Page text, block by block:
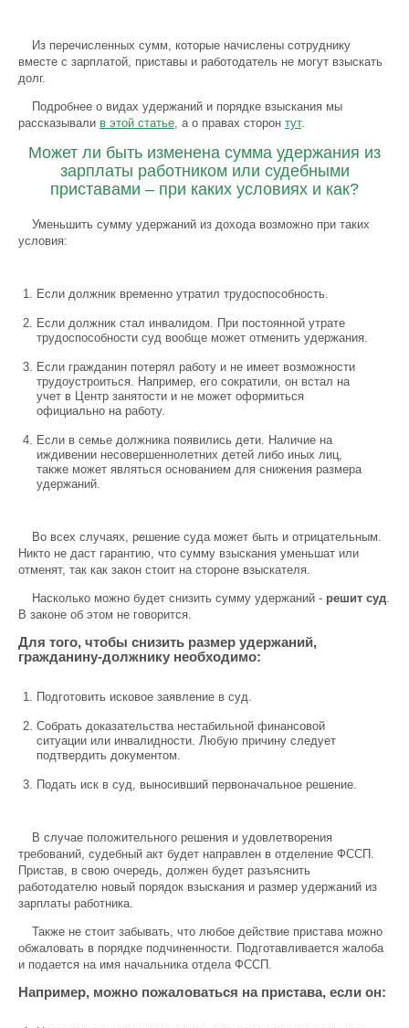
Из перечисленных сумм, которые начислены сотруднику
вместе с зарплатой, приставы и работодатель не могут взыскать
долг.
Подробнее о видах удержаний и порядке взыскания мы
рассказывали в этой статье, а о правах сторон тут.
Может ли быть изменена сумма удержания из
зарплаты работником или судебными
приставами – при каких условиях и как?
Уменьшить сумму удержаний из дохода возможно при таких
условия:
Если должник временно утратил трудоспособность.
Если должник стал инвалидом. При постоянной утрате
трудоспособности суд вообще может отменить удержания.
Если гражданин потерял работу и не имеет возможности
трудоустроиться. Например, его сократили, он встал на
учет в Центр занятости и не может оформиться
официально на работу.
Если в семье должника появились дети. Наличие на
иждивении несовершеннолетних детей либо иных лиц,
также может являться основанием для снижения размера
удержаний.
Во всех случаях, решение суда может быть и отрицательным.
Никто не даст гарантию, что сумму взыскания уменьшат или
отменят, так как закон стоит на стороне взыскателя.
Насколько можно будет снизить сумму удержаний - решит суд.
В законе об этом не говорится.
Для того, чтобы снизить размер удержаний,
гражданину-должнику необходимо:
Подготовить исковое заявление в суд.
Собрать доказательства нестабильной финансовой
ситуации или инвалидности. Любую причину следует
подтвердить документом.
Подать иск в суд, выносивший первоначальное решение.
В случае положительного решения и удовлетворения
требований, судебный акт будет направлен в отделение ФССП.
Пристав, в свою очередь, должен будет разъяснить
работодателю новый порядок взыскания и размер удержаний из
зарплаты работника.
Также не стоит забывать, что любое действие пристава можно
обжаловать в порядке подчиненности. Подготавливается жалоба
и подается на имя начальника отдела ФССП.
Например, можно пожаловаться на пристава, если он: